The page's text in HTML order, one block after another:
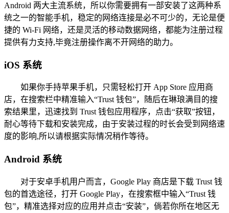
Android 两大主流系统，所以你需要拥有一部安装了这两种系
统之一的智能手机，稳定的网络连接是必不可少的，无论是便
捷的 Wi-Fi 网络，还是灵活的移动数据网络，都能为注册过程
提供有力支持,毕竟注册操作离不开网络的助力。
iOS 系统
如果你手持苹果手机，只需轻松打开 App Store 应用商
店，在搜索栏中精准输入“Trust 钱包”，随后在琳琅满目的搜
索结果里，迅速找到 Trust 钱包应用程序，点击“获取”按钮，
耐心等待下载和安装完成，由于安装过程的时长会受到网络速
度的影响,所以请根据实际情况稍作等待。
Android 系统
对于安卓手机用户而言，Google Play 商店是下载 Trust 钱
包的首选途径，打开 Google Play，在搜索框中输入“Trust 钱
包”，精准选择对应的应用并点击“安装”，倘若你所在地区无